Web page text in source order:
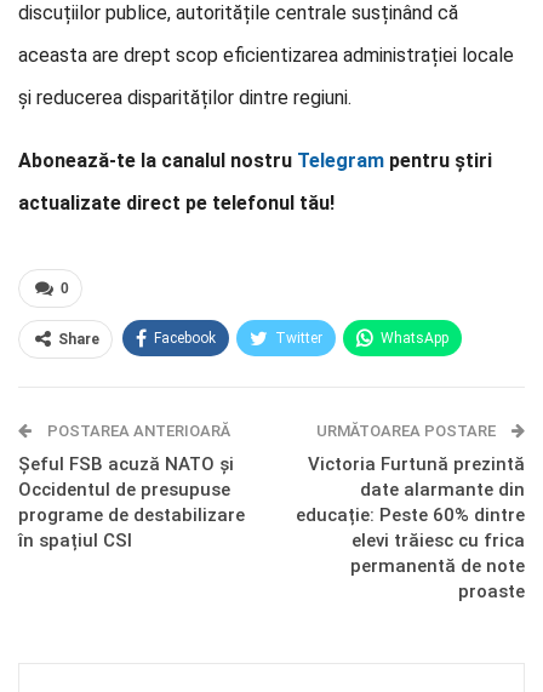
discuțiilor publice, autoritățile centrale susținând că
aceasta are drept scop eficientizarea administrației locale
și reducerea disparităților dintre regiuni.
Abonează-te la canalul nostru Telegram pentru știri
actualizate direct pe telefonul tău!
0
Share Facebook Twitter WhatsApp
Telegram OK.ru
POSTAREA ANTERIOARĂ
Șeful FSB acuză NATO și
Occidentul de presupuse
programe de destabilizare
în spațiul CSI
URMĂTOAREA POSTARE
Victoria Furtună prezintă
date alarmante din
educație: Peste 60% dintre
elevi trăiesc cu frica
permanentă de note
proaste